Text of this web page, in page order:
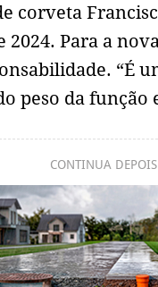
corveta
2024. Para a
“É
peso da
CONTINUA